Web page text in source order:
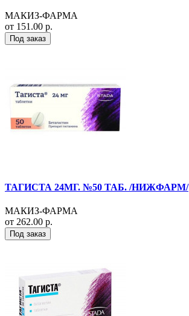
МАКИЗ-ФАРМА
от 151.00 р.
Под заказ
ТАГИСТА 24МГ. №50 ТАБ. /НИЖФАРМ/
МАКИЗ-ФАРМА
от 262.00 р.
Под заказ